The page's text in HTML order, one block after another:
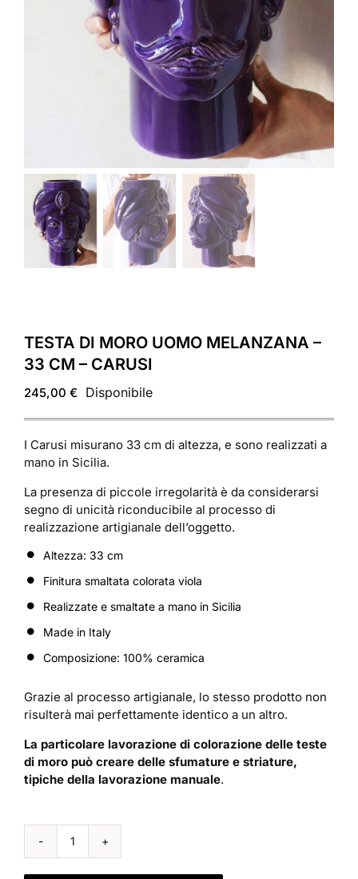
TESTA DI MORO UOMO MELANZANA –
33 CM – CARUSI
245,00 € Disponibile
I Carusi misurano 33 cm di altezza, e sono realizzati a
mano in Sicilia.
La presenza di piccole irregolarità è da considerarsi
segno di unicità riconducibile al processo di
realizzazione artigianale dell’oggetto.
Altezza: 33 cm
Finitura smaltata colorata viola
Realizzate e smaltate a mano in Sicilia
Made in Italy
Composizione: 100% ceramica
Grazie al processo artigianale, lo stesso prodotto non
risulterà mai perfettamente identico a un altro.
La particolare lavorazione di colorazione delle teste
di moro può creare delle sfumature e striature,
tipiche della lavorazione manuale.
TESTA